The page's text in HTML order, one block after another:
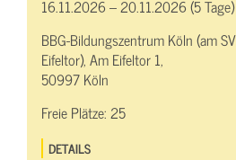
16.11.2026 – 20.11.2026 (5 Tage)
BBG-Bildungszentrum Köln (am
Eifeltor), Am Eifeltor 1,
50997 Köln
Freie Plätze:25
DETAILS